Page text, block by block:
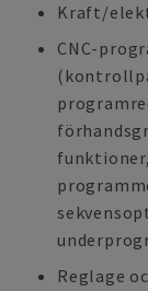
Kraft/
CNC-
Reglage